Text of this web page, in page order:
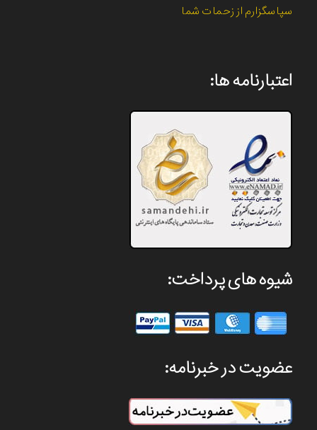
سپاسگزارم از زحمات شما
اعتبارنامه ها:
شیوه های پرداخت:
عضویت در خبرنامه: